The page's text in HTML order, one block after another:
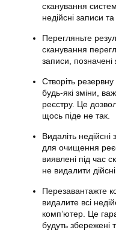
сканування
недійсні записи
Перегляньте
сканування
записи, позначені
Створіть
будь-які зміни,
реєстру. Це
щось піде не так.
Видаліть
для очищення
виявлені під час
не видалити
Перезавантажте
видалите всі
комп’ютер. Це
будуть збережені